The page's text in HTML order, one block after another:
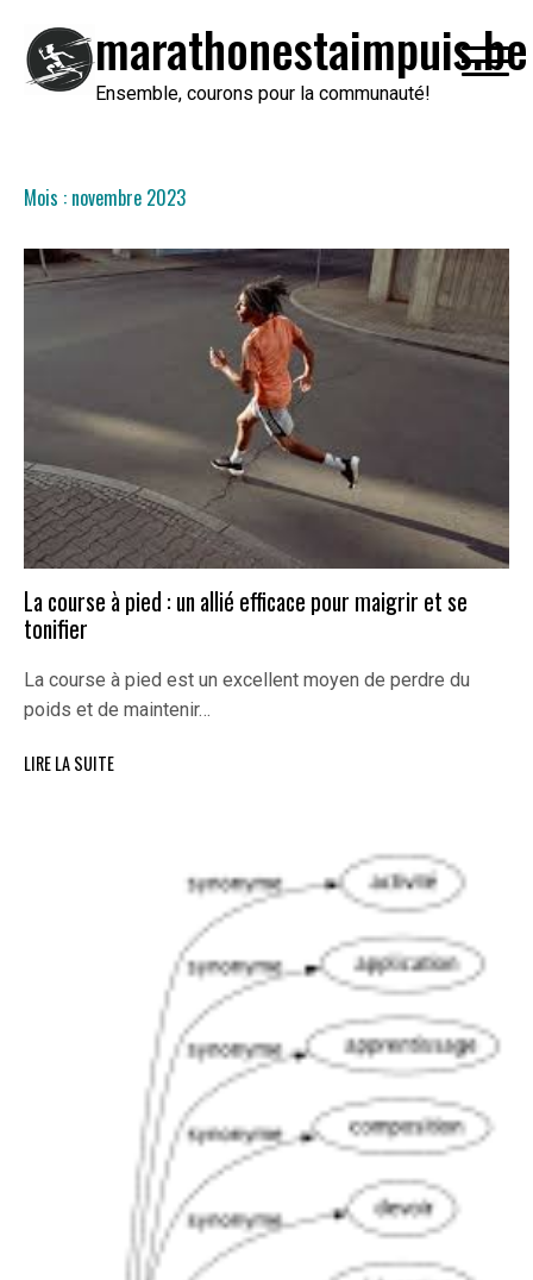
contenu
marathonestaimpuis.be
Ensemble, courons pour la communauté!
Mois : novembre 2023
La course à pied : un allié efficace pour maigrir et se
tonifier
La course à pied est un excellent moyen de perdre du
poids et de maintenir…
LIRE LA SUITE